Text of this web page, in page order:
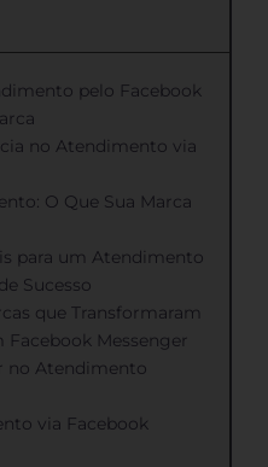
pelo Facebook
no Atendimento via
O Que Sua Marca
para um Atendimento
Sucesso
que Transformaram
Messenger
no Atendimento
via Facebook